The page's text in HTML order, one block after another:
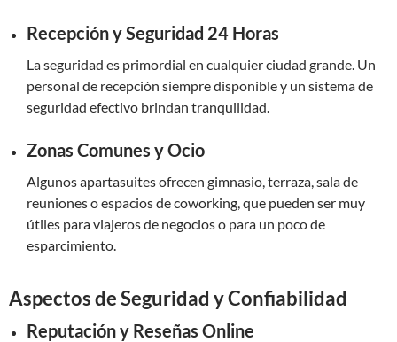
Recepción y Seguridad 24 Horas
La seguridad es primordial en cualquier ciudad grande. Un
personal de recepción siempre disponible y un sistema de
seguridad efectivo brindan tranquilidad.
Zonas Comunes y Ocio
Algunos apartasuites ofrecen gimnasio, terraza, sala de
reuniones o espacios de coworking, que pueden ser muy
útiles para viajeros de negocios o para un poco de
esparcimiento.
Aspectos de Seguridad y Confiabilidad
Reputación y Reseñas Online